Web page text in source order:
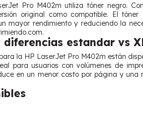
Pro M402m utiliza tóner negro.
original como compatible. El
mayor rendimiento y reduciendo la
diferencias estandar vs
la HP LaserJet Pro M402m están
para usuarios con volúmenes de
en un menor costo por página y